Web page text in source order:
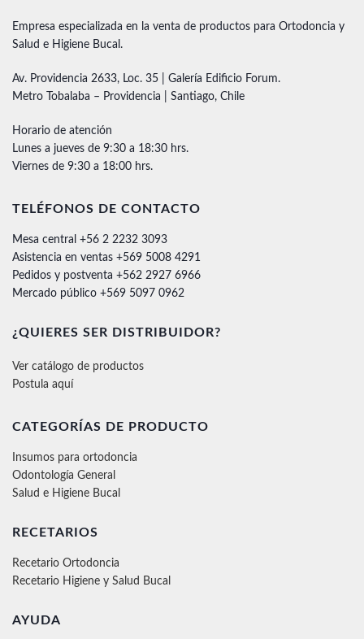
Empresa especializada en la venta de productos para Ortodoncia y
Salud e Higiene Bucal.
Av. Providencia 2633, Loc. 35 | Galería Edificio Forum.
Metro Tobalaba – Providencia | Santiago, Chile
Horario de atención
Lunes a jueves de 9:30 a 18:30 hrs.
Viernes de 9:30 a 18:00 hrs.
TELÉFONOS DE CONTACTO
Mesa central +56 2 2232 3093
Asistencia en ventas +569 5008 4291
Pedidos y postventa +562 2927 6966
Mercado público +569 5097 0962
¿QUIERES SER DISTRIBUIDOR?
Ver catálogo de productos
Postula aquí
CATEGORÍAS DE PRODUCTO
Insumos para ortodoncia
Odontología General
Salud e Higiene Bucal
RECETARIOS
Recetario Ortodoncia
Recetario Higiene y Salud Bucal
AYUDA